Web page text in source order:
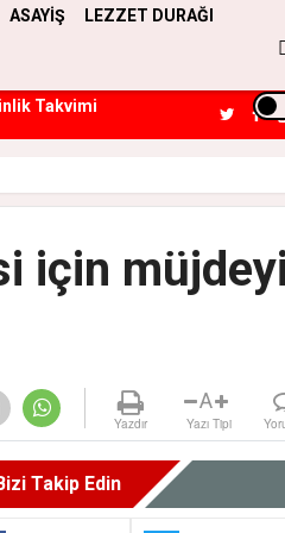
ASAYİŞ LEZZET DURAĞI
Takvimi
için müjdeyi
Yazdır
A
Yazı Tipi
Takip Edin